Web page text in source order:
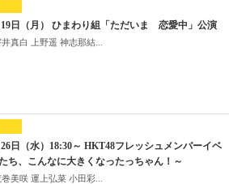
19日（月） ひまわり組「ただいま 恋愛中」公演
真白 上野遥 神志那結...
26日（水）18:30～ HKT48フレッシュメンバーイベ
ち、こんなに大きくなったっちゃん！～
美咲 運上弘菜 小田彩...